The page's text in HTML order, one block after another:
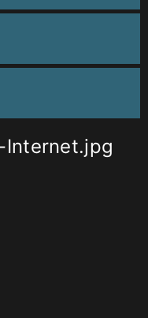
Internet.jpg